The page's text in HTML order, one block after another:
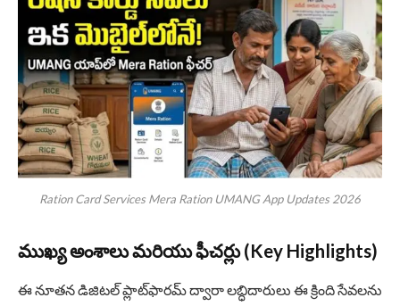
Ration Card Services Mera Ration UMANG App Updates 2026
ముఖ్య అంశాలు మరియు ఫీచర్లు (Key Highlights)
ఈ నూతన డిజిటల్ ప్లాట్‌ఫారమ్ ద్వారా లబ్ధిదారులు ఈ క్రింది సేవలను